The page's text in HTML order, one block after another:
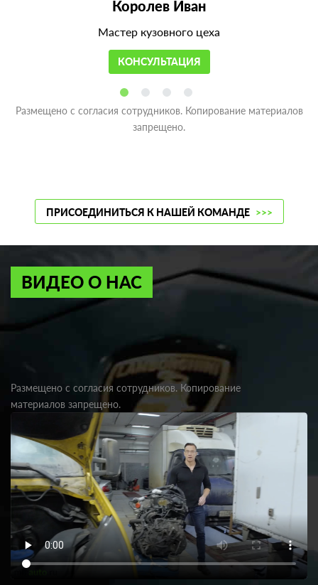
Королев Иван
Мастер кузовного цеха
КОНСУЛЬТАЦИЯ
Размещено с согласия сотрудников. Копирование материалов
запрещено.
ПРИСОЕДИНИТЬСЯ К НАШЕЙ КОМАНДЕ >>>
ВИДЕО О НАС
Размещено с согласия сотрудников. Копирование
материалов запрещено.